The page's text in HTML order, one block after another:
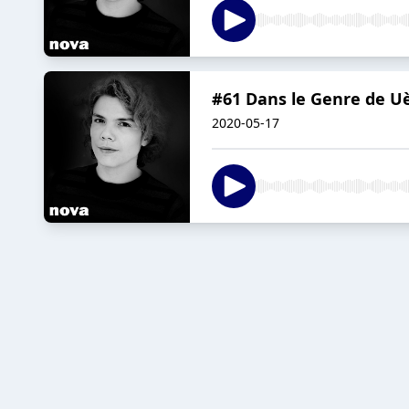
#61 Dans le Genre de
2020-05-17